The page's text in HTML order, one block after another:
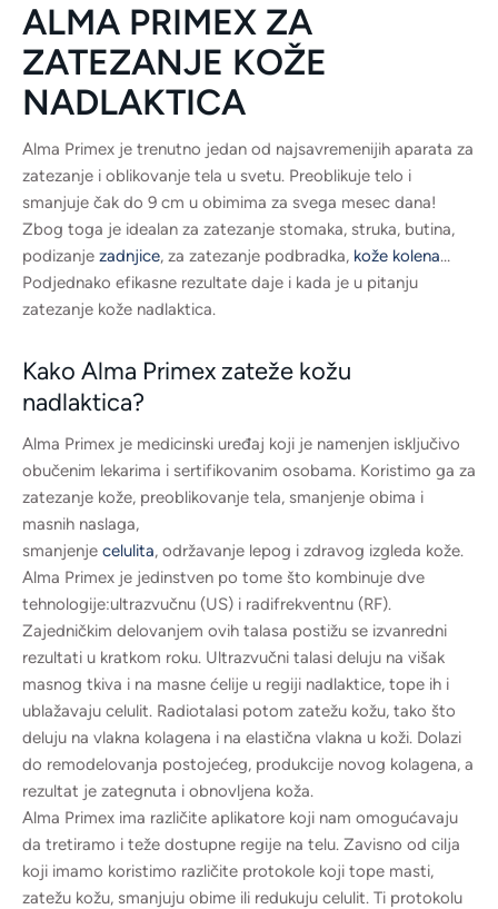
ALMA PRIMEX ZA
ZATEZANJE KOŽE
NADLAKTICA
Alma Primex je trenutno jedan od najsavremenijih aparata za
zatezanje i oblikovanje tela u svetu. Preoblikuje telo i
smanjuje čak do 9 cm u obimima za svega mesec dana!
Zbog toga je idealan za zatezanje stomaka, struka, butina,
podizanje zadnjice, za zatezanje podbradka, kože kolena…
Podjednako efikasne rezultate daje i kada je u pitanju
zatezanje kože nadlaktica.
Kako Alma Primex zateže kožu
nadlaktica?
Alma Primex je medicinski uređaj koji je namenjen isključivo
obučenim lekarima i sertifikovanim osobama. Koristimo ga za
zatezanje kože, preoblikovanje tela, smanjenje obima i
masnih naslaga,
smanjenje celulita, održavanje lepog i zdravog izgleda kože.
Alma Primex je jedinstven po tome što kombinuje dve
tehnologije:ultrazvučnu (US) i radifrekventnu (RF).
Zajedničkim delovanjem ovih talasa postižu se izvanredni
rezultati u kratkom roku. Ultrazvučni talasi deluju na višak
masnog tkiva i na masne ćelije u regiji nadlaktice, tope ih i
ublažavaju celulit. Radiotalasi potom zatežu kožu, tako što
deluju na vlakna kolagena i na elastična vlakna u koži. Dolazi
do remodelovanja postojećeg, produkcije novog kolagena, a
rezultat je zategnuta i obnovljena koža.
Alma Primex ima različite aplikatore koji nam omogućavaju
da tretiramo i teže dostupne regije na telu. Zavisno od cilja
koji imamo koristimo različite protokole koji tope masti,
zatežu kožu, smanjuju obime ili redukuju celulit. Ti protokolu